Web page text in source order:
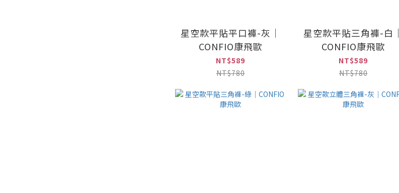
星空款平貼平口褲-灰｜
CONFIO康飛歐
NT$589
NT$780
星空款平貼三角褲-白｜
CONFIO康飛歐
NT$589
NT$780